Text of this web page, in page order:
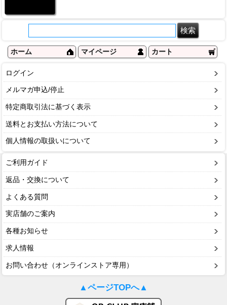
ホーム マイページ カート
ログイン
メルマガ申込/停止
特定商取引法に基づく表示
送料とお支払い方法について
個人情報の取扱いについて
ご利用ガイド
返品・交換について
よくある質問
実店舗のご案内
各種お知らせ
求人情報
お問い合わせ（オンラインストア専用）
▲ページTOPへ▲